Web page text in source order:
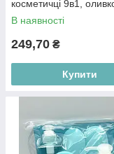
косметичці 9в1,
В наявності
249,70 ₴
Купити